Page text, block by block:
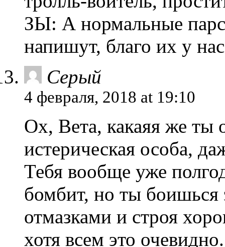
ЗЫ: А нормальные
напишут, благо их у
Серый
4 февраля, 2018 at 19:10
Ох, Вета, какаяя же ты
истерическая особа,
Тебя вообще уже
бомбит, но ты боишься
отмазками и строя
хотя всем это очевидно.